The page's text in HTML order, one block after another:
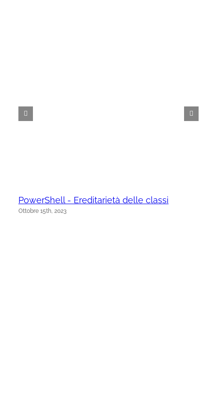
PowerShell - Ereditarietà delle classi
Ottobre 15th, 2023